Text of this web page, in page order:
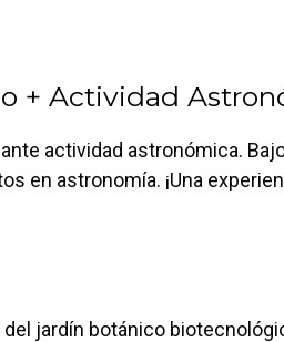
+ Actividad
actividad astronómica.
en astronomía. ¡Una
jardín botánico